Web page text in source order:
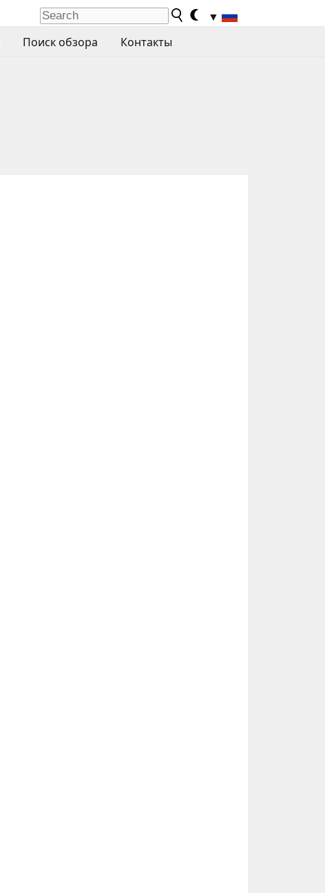
▼
Поиск обзора Контакты